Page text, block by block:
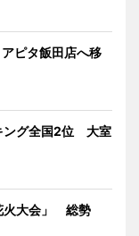
ピタ飯田店へ移
ング全国2位 大室
火大会」 総勢